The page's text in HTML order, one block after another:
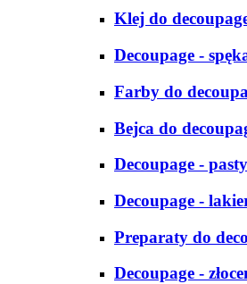
Klej do
Decoupage -
Farby do
Bejca do
Decoupage -
Decoupage -
Preparaty do
Decoupage -